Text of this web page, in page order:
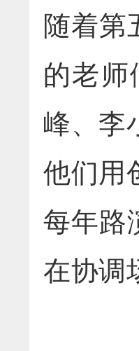
随着第
的老
峰、李
他们用
每年路
在协调